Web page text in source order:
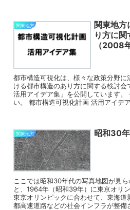
関東地方
関東地方
り方に
（2008
都市構造可視化は、様々な政策分野
ける都市構造のあり方に関する検討
活用アイデア集」を公開しています。
い。 都市構造可視化計画 活用アイデ
関東地方 昭和30
ここでは昭和30年代の写真地図が見
と、1964年（昭和39年）に東京オリ
東京オリンピックに合わせて、東海
都高速道路などの社会インフラが整備